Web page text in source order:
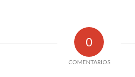
0
COMENTARIOS